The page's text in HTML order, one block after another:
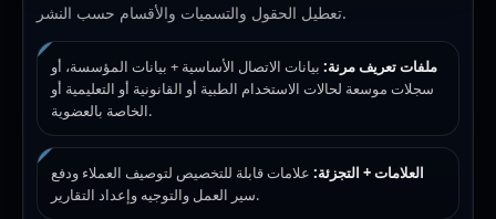
تعطيل الحقول والتسميات والأقسام حسب النشر.
ملفات تعريف مرنة: بيانات الاتصال الأساسية + بيانات المؤسسة، أو
سجلات موسعة لحالات الاستخدام الطبية أو القانونية أو التعليمية أو
الخاصة بالعضوية.
العلامات + التجزئة: علامات قابلة للتخصيص لتوصيف العملاء ودفع
سير العمل والتوجيه وإعداد التقارير.